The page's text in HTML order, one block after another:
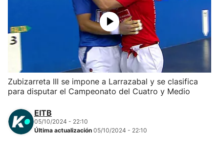
Balonmano
Kirolak 360
Atletismo
Carreras de montaña
Más deportes
Zubizarreta III se impone a Larrazabal y se clasifica
para disputar el Campeonato del Cuatro y Medio
EITB
05/10/2024 - 22:10
Última actualización 05/10/2024 - 22:10